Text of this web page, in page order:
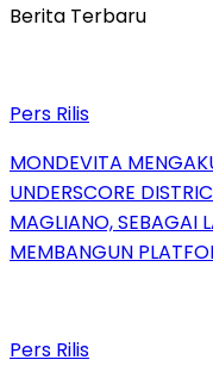
Berita Terbaru
Pers Rilis
MONDEVITA
UNDERSCORE
MAGLIANO, SEBAGAI
MEMBANGUN
Pers Rilis